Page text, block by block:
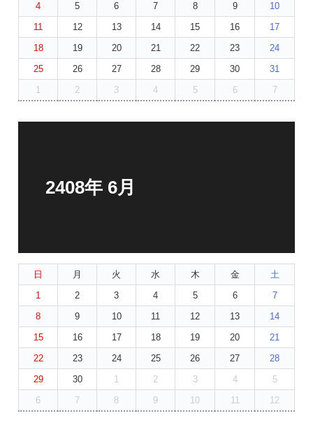
4 5 6 7 8 9
10
11
12 13 14 15 16
17
18
19 20 21 22 23
24
25
26 27 28 29 30
31
1
2 3 4 5 6 7
2408年 6月
日 月 火 水 木 金
土
1
2 3 4 5 6
7
8
9 10 11 12 13
14
15
16 17 18 19 20
21
22
23 24 25 26 27
28
29
30 1 2 3 4
5
6
7 8 9 10 11 12